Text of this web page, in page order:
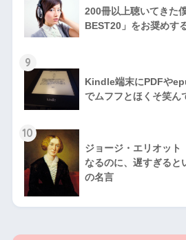
200冊以上聴いてきた
BEST20」をお奨めす
9
Kindle端末にPDFや
でムフフとほくそ笑ん
10
ジョージ・エリオット
なるのに、遅すぎると
の名言